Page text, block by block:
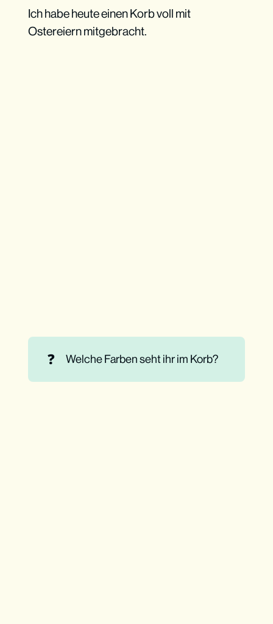
Ich habe heute einen Korb voll mit
Ostereiern mitgebracht.
❓ Welche Farben seht ihr im Korb?